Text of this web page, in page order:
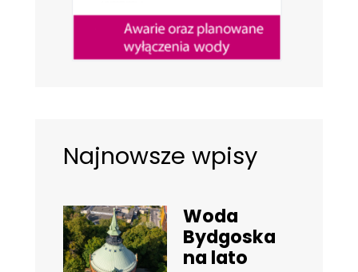
Najnowsze wpisy
Woda
Bydgoska
na lato